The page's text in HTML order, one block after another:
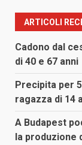
ARTICOLI
Cadono dal
di 40 e 67 anni
Precipita per
ragazza di 14
A Budapest
la